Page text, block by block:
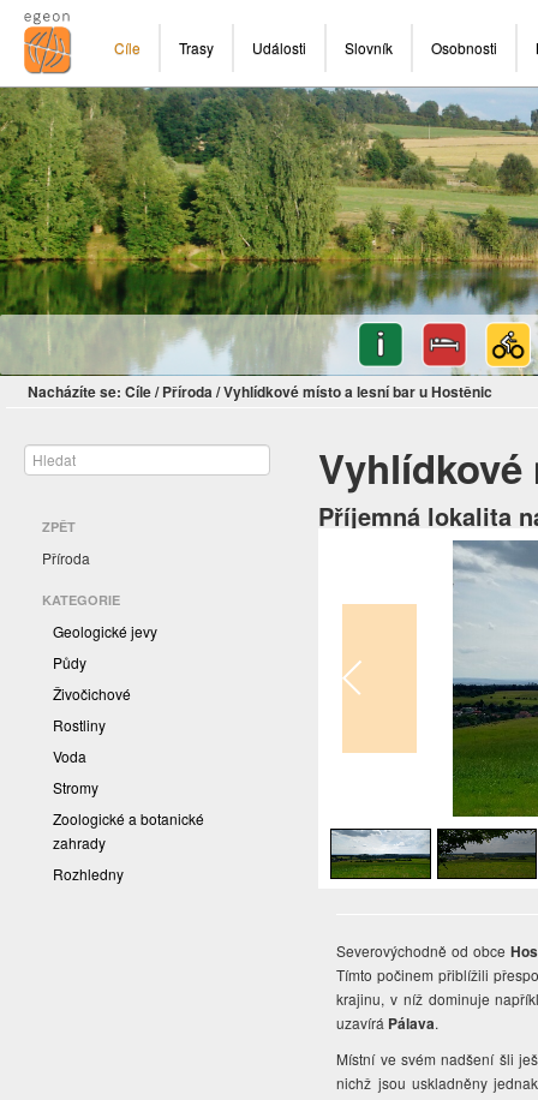
Cíle Trasy Události Slovník Osobnosti
Nacházíte se: Cíle/ Příroda/Vyhlídkové místo a lesní bar u Hostěnic
ZPĚT
Příroda
KATEGORIE
Geologické jevy
Půdy
Živočichové
Rostliny
Voda
Stromy
Zoologické a botanické
zahrady
Rozhledny
Příjemná lokalita
Severovýchodně od obce
Tímto počinem přiblížili
krajinu, v níž dominuje
uzavírá Pálava.
Místní ve svém nadšení šli
nichž jsou uskladněny